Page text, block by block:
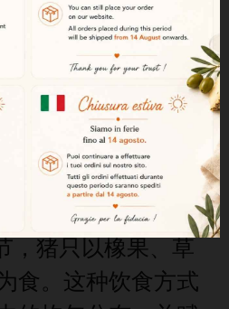
（dehesas）中自
有一公顷的活动空
和牧场组成的自然
殖提供了广阔空
动物的福祉。
，猪只以橡果、草
食。这种饮食方式